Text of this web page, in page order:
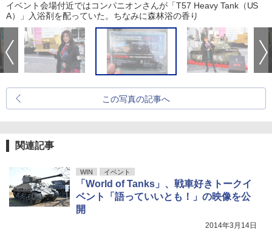
イベント会場付近ではコンパニオンさんが「T57 Heavy Tank（US
A）」入浴剤を配っていた。ちなみに森林浴の香り
この写真の記事へ
関連記事
WIN イベント
「World of Tanks」、戦車好きトークイ
ベント「語っていいとも！」の映像を公
開
2014年3月14日